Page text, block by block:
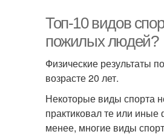
Топ-10 видов
пожилых людей?
Физические результаты
возрасте 20 лет.
Некоторые виды спорта
практиковал те или иные
менее, многие виды